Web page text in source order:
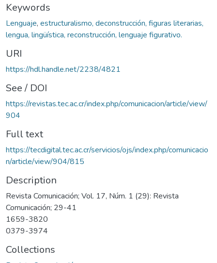
Keywords
Lenguaje, estructuralismo, deconstrucción, figuras literarias,
lengua, lingüística, reconstrucción, lenguaje figurativo.
URI
https://hdl.handle.net/2238/4821
See / DOI
https://revistas.tec.ac.cr/index.php/comunicacion/article/view/
904
Full text
https://tecdigital.tec.ac.cr/servicios/ojs/index.php/comunicacio
n/article/view/904/815
Description
Revista Comunicación; Vol. 17, Núm. 1 (29): Revista
Comunicación; 29-41
1659-3820
0379-3974
Collections